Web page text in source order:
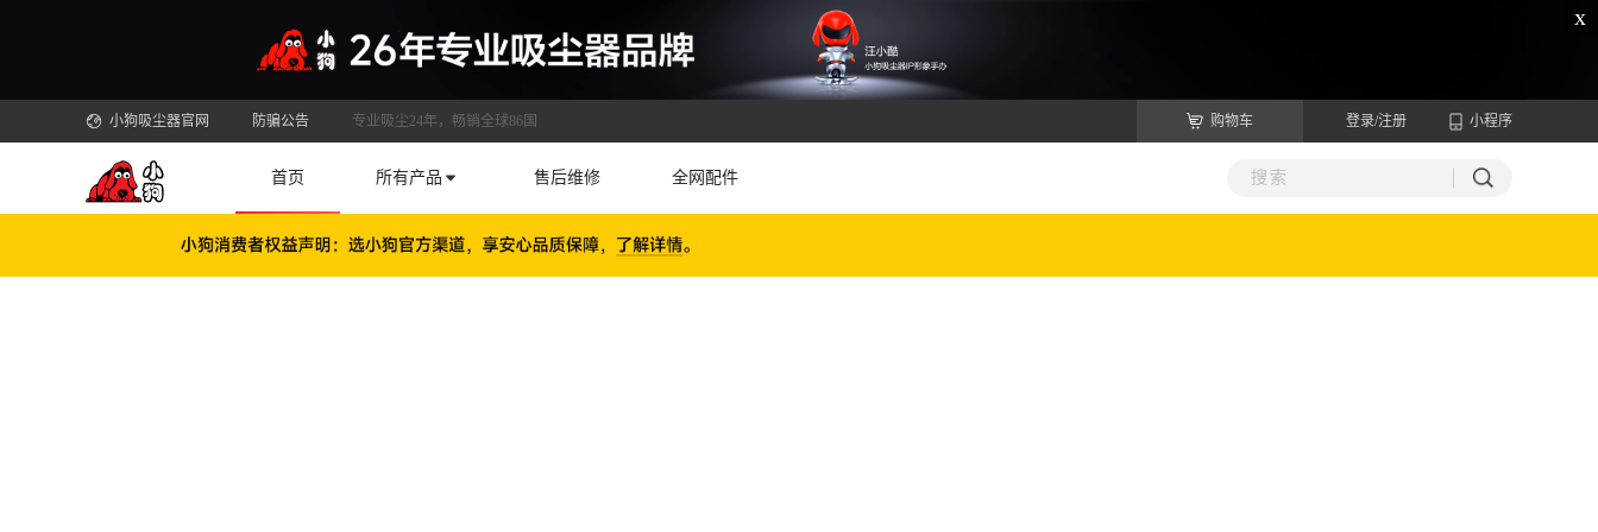
x
小狗吸尘器官网 防骗公告 专业吸尘24年，畅销全球86国 购物车 登录/注册 小程序
首页 所有产品 售后维修 全网配件